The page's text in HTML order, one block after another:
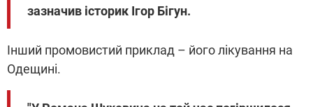
зазначив історик Ігор Бігун.
Інший промовистий приклад – його лікування на
Одещині.